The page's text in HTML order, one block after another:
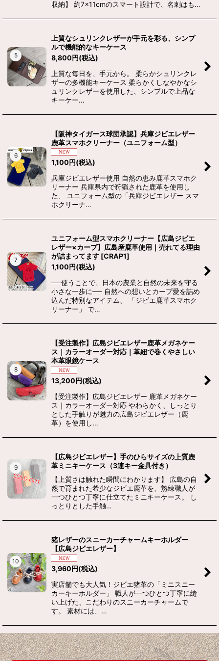
収納】 約7×11cmのスマート設計で、名刺はも…
5
上質なシュリンクレザーが手元を彩る、シンプ
ルで機能的なキーケース
8,800円(税込)
上質な毎日を、手元から。 柔らかシュリンクレ
ザーの多機能キーケース 柔らかくしなやかなシ
ュリンクレザーを使用した、シンプルで上品な
キーケー…
6
【阪神タイガース球団承認】兵庫ジビエレザー
鹿革スマホクリーナー（ユニフォーム型）
1,100円(税込)
兵庫ジビエレザー使用 自然の恵み鹿革スマホク
リーナー 兵庫県内で狩猟された鹿革を使用し
た、 ユニフォーム型の「兵庫ジビエレザー スマ
ホクリーナ…
7
ユニフォーム型スマホクリーナー【広島ジビエ
レザー×カープ】広島産鹿革使用｜売れてる理由
が詰まってます [CRAP1]
1,100円(税込)
──使うことで、日本の農業と自然の未来を守る
小さな一歩に── 自然への想いとカープ愛を詰め
込んだ特別なアイテム、 「ジビエ鹿革スマホク
リーナー」 で…
8
【受注製作】広島ジビエレザー鹿革メガネケー
ス｜カラーオーダー対応｜革紐で巻くやさしい
本革眼鏡ケース
13,200円(税込)
【受注製作】広島ジビエレザー 鹿革メガネケー
ス｜カラーオーダー対応 やわらかく、しっとり
とした手触りが魅力の広島ジビエレザー（鹿
革）を使用し…
9
【広島ジビエレザー】手のひらサイズの上質鹿
革ミニキーケース（3連キー金具付き）
【上質さは触れた瞬間にわかります】 広島の自
然で育まれた希少なジビエ鹿革を、熟練職人が
一つひとつ丁寧に仕立てたミニキーケース。 し
っとりとした手触…
10
猪レザーのスニーカーチャームキーホルダー
【広島ジビエレザー】
3,960円(税込)
実店舗でも大人気！ジビエ猪革の「ミニスニー
カーキーホルダー」 職人が一つひとつ丁寧に縫
い上げた、こだわりのスニーカーチャームで
す。 素材には、…